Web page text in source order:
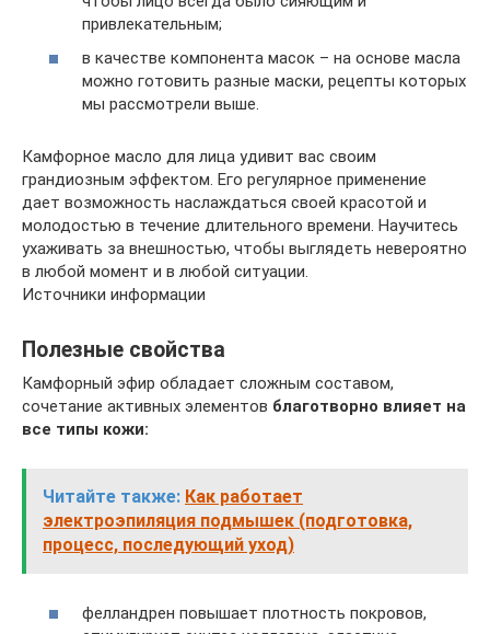
привлекательным;
в качестве компонента масок – на основе масла
можно готовить разные маски, рецепты которых
мы рассмотрели выше.
Камфорное масло для лица удивит вас своим
грандиозным эффектом. Его регулярное применение
дает возможность наслаждаться своей красотой и
молодостью в течение длительного времени. Научитесь
ухаживать за внешностью, чтобы выглядеть невероятно
в любой момент и в любой ситуации.
Источники информации
Полезные свойства
Камфорный эфир обладает сложным составом,
сочетание активных элементов благотворно влияет на
все типы кожи:
Читайте также: Как работает
электроэпиляция подмышек (подготовка,
процесс, последующий уход)
фелландрен повышает плотность покровов,